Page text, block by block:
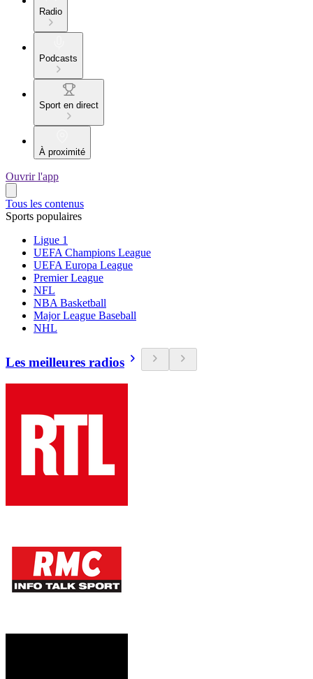
Radio
Podcasts
Sport en direct
À proximité
Ouvrir l'app
Tous les contenus
Sports populaires
Ligue 1
UEFA Champions League
UEFA Europa League
Premier League
NFL
NBA Basketball
Major League Baseball
NHL
Les meilleures radios